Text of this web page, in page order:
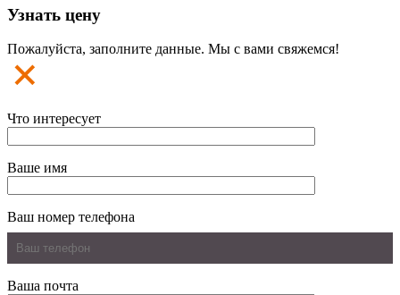
Узнать цену
Пожалуйста, заполните данные. Мы с вами свяжемся!
Что интересует
Ваше имя
Ваш номер телефона
Ваша почта